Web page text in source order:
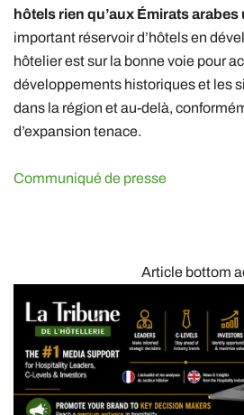
hôtels rien qu’aux Émirats arabes
important réservoir d’hôtels en
hôtelier est sur la bonne voie pour
développements historiques et les
dans la région et au-delà,
d’expansion tenace.
Communiqué de presse
Article bottom